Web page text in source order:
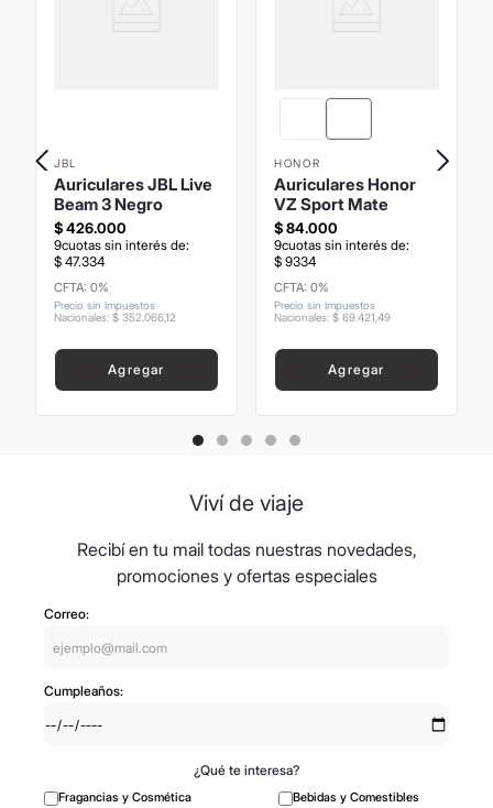
JBL
Auriculares JBL Live
Beam 3 Negro
$426.000
9cuotas sin interés de:
$ 47.334
CFTA: 0%
Precio sin Impuestos
Nacionales: $ 352 06612
Agregar
HONOR
Auriculares Honor
VZ Sport Mate
$84.000
9cuotas sin interés de:
$ 9334
CFTA: 0%
Precio sin Impuestos
Nacionales: $ 69421 49
Agregar
Viví de viaje
Recibí en tu mail todas nuestras novedades,
promociones y ofertas especiales
Correo:
Cumpleaños:
¿Qué te interesa?
Fragancias y Cosmética Bebidas y Comestibles